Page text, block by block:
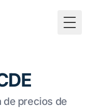
precios de